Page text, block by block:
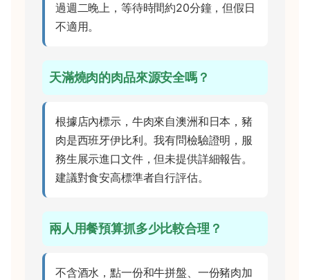
過週二晚上，等待時間約20分鐘，但假日
不適用。
天滿燒肉的肉品來源安全嗎？
根據店內標示，牛肉來自澳洲和日本，豬
肉是西班牙伊比利。我有問檢驗證明，服
務生展示進口文件，但未提供詳細報告。
建議對食安高標準者自行評估。
兩人用餐預算抓多少比較合理？
不含酒水，點一份和牛拼盤、一份豬肉加